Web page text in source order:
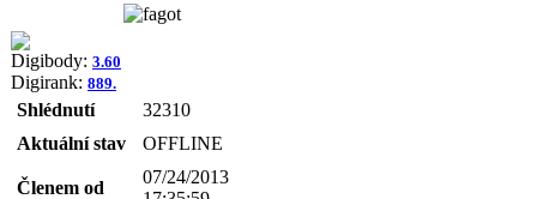
Digibody: 3.60
Digirank: 889.
Shlédnutí
32310
Aktuální stav
OFFLINE
Členem od
07/24/2013